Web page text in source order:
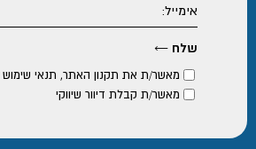
מאשר/ת את תקנון האתר, תנאי שימוש
מאשר/ת קבלת דיוור שיווקי